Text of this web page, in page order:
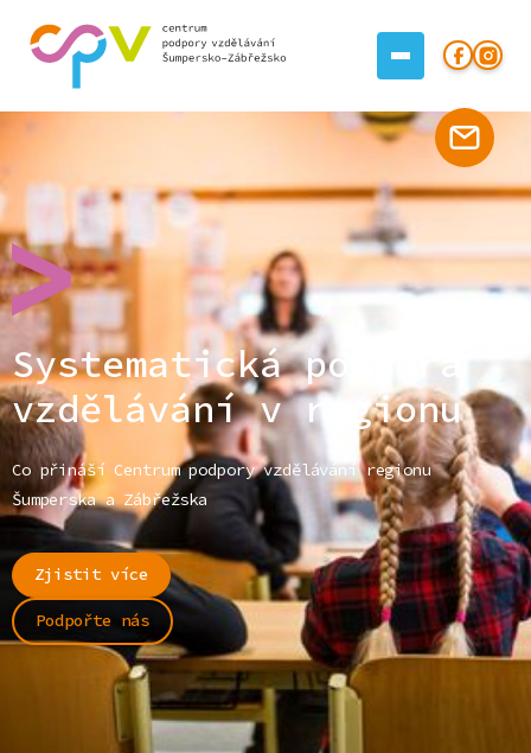
Systematická podpora
vzdělávání v regionu
Co přináší Centrum podpory vzdělávání regionu
Šumperska a Zábřežska
Zjistit více
Podpořte nás